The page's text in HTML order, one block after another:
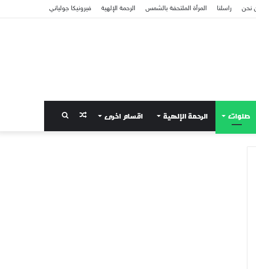
نحن
راسلنا المرأة الملتحفة بالشمس الرحمة الإلهية فيرونيكا جولياني
صلوات الرحمة الإلهية اقسام اخرى بحث مقال